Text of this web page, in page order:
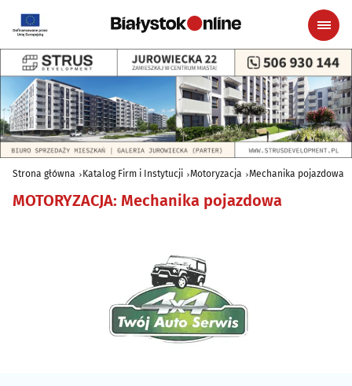
Strona główna Katalog Firm i Instytucji Motoryzacja Mechanika pojazdowa
MOTORYZACJA: Mechanika pojazdowa